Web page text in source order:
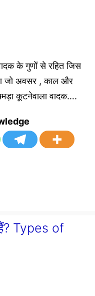
वादक के गुणों से रहित जिस
जो अवसर , काल और
कूटनेवाला वादक….
Types of